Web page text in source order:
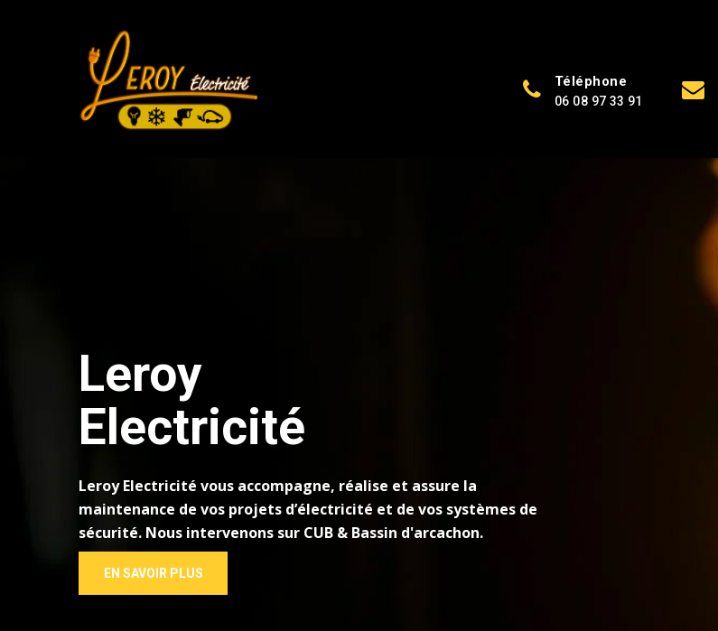
Téléphone
06 08 97 33 91
Leroy
Electricité
Leroy Electricité vous accompagne, réalise et assure la
maintenance de vos projets d’électricité et de vos systèmes de
sécurité. Nous intervenons sur CUB & Bassin d'arcachon.
EN SAVOIR PLUS